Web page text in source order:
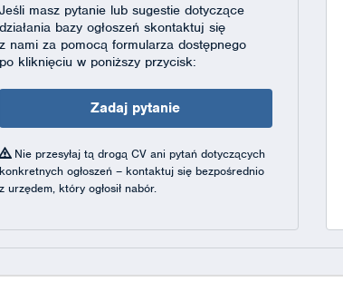
Jeśli masz pytanie lub sugestie dotyczące
działania bazy ogłoszeń skontaktuj się
z nami za pomocą formularza dostępnego
po kliknięciu w poniższy przycisk:
Zadaj pytanie
Nie przesyłaj tą drogą CV ani pytań dotyczących
konkretnych ogłoszeń – kontaktuj się bezpośrednio
z urzędem, który ogłosił nabór.